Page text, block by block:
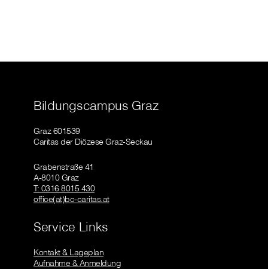
Bildungscampus Graz
Graz 601539
Caritas der Diözese Graz-Seckau
Grabenstraße 41
A-8010 Graz
T: 0316 8015 430
office(at)bc-caritas.at
Service Links
Kontakt & Lageplan
Aufnahme & Anmeldung